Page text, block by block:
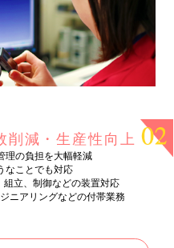
削減・生産性向上
理の負担を大幅軽減
なことでも対応
立、制御などの装置対応
ニアリングなどの付帯業務